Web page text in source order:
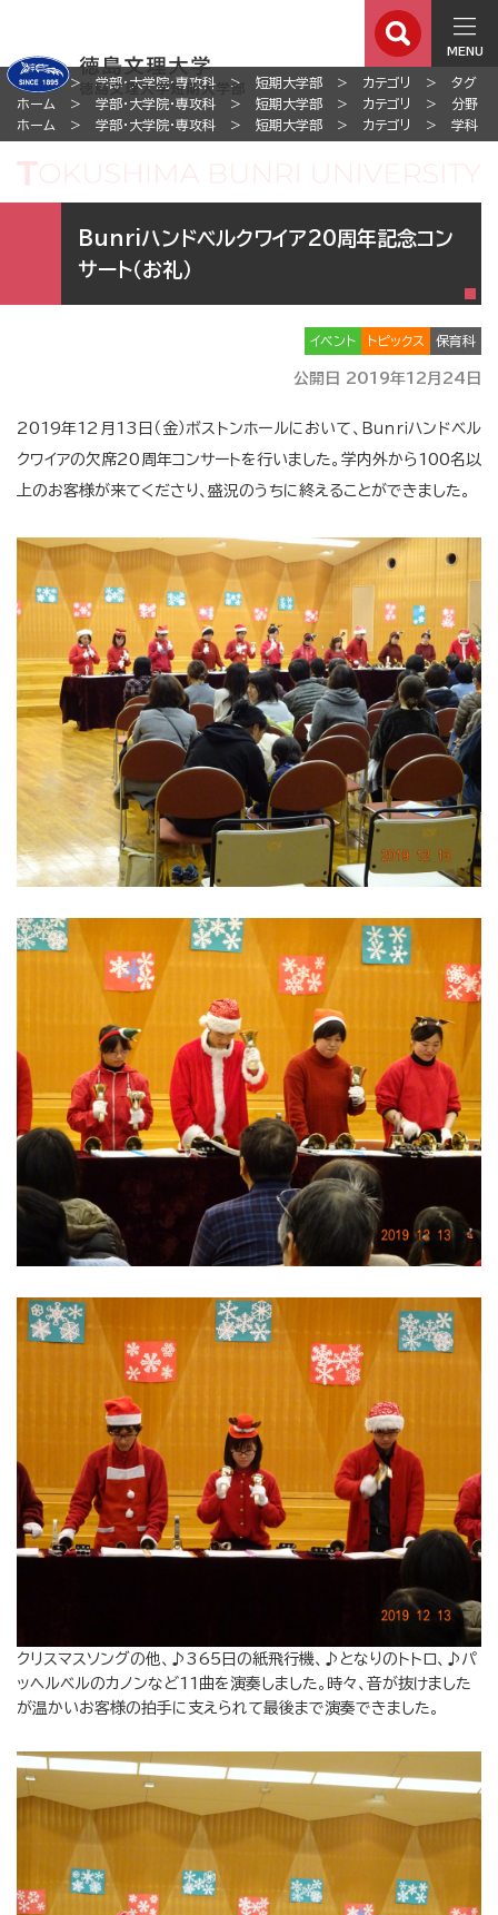
MENU
ホーム 学部・大学院・専攻科 短期大学部 カテゴリ
タグ
ホーム
学部・大学院・専攻科 短期大学部 カテゴリ
分野
ホーム
学部・大学院・専攻科 短期大学部 カテゴリ 学科
Bunriハンドベルクワイア20周年記念コン
サート（お礼）
イベント トピックス 保育科
公開日 2019年12月24日
2019年12月13日（金）ボストンホールにおいて、Ｂｕｎｒｉハンドベル
クワイアの欠席20周年コンサートを行いました。学内外から100名以
上のお客様が来てくださり、盛況のうちに終えることができました。
クリスマスソングの他、♪365日の紙飛行機、♪となりのトトロ、♪パ
ッヘルベルのカノンなど11曲を演奏しました。時々、音が抜けました
が温かいお客様の拍手に支えられて最後まで演奏できました。